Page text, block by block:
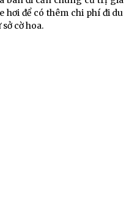
hơi để có thêm chi phí đi du
cờ hoa.